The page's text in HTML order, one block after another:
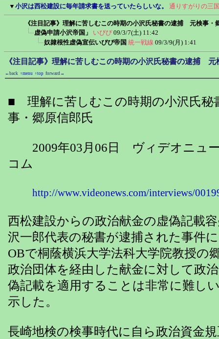
▼ 小沢は西松建設に毎年請求書を送っていたらしいな。 通りすがりの三
《注目記事》理解に苦しむこの時期の小沢氏秘書の逮捕 元検事・
虚偽申請小沢帝国」
いぴぴ 09/3/7(土) 11:42
奴隷根性虚偽宣伝いぴぴ帝国 統一戦線 09/3/9(月) 1:41
《注目記事》理解に苦しむこの時期の小沢氏秘書の逮捕 元
←back ↑menu ↑top forward→
■ 理解に苦しむこの時期の小沢氏
事・郷原信郎氏
2009年03月06日 ヴィデオニュー
コム
http://www.videonews.com/interviews/
西松建設からの政治献金の虚偽記載
沢一郎代表の秘書が逮捕された事件
OBで桐蔭横浜大学法科大学院教授の
政治団体を経由した献金に対して政
偽記載を適用することは非常に難し
示した。
長崎地検の検事時代に自ら政治資金